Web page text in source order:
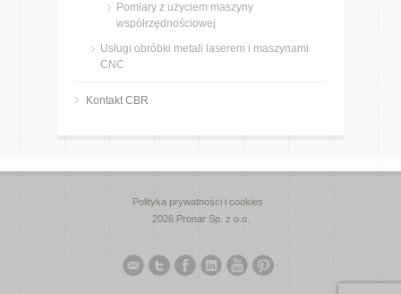
Pomiary z użyciem maszyny
współrzędnościowej
Usługi obróbki metali laserem i maszynami
CNC
Kontakt CBR
Polityka prywatności i cookies
2026 Pronar Sp. z o.o.